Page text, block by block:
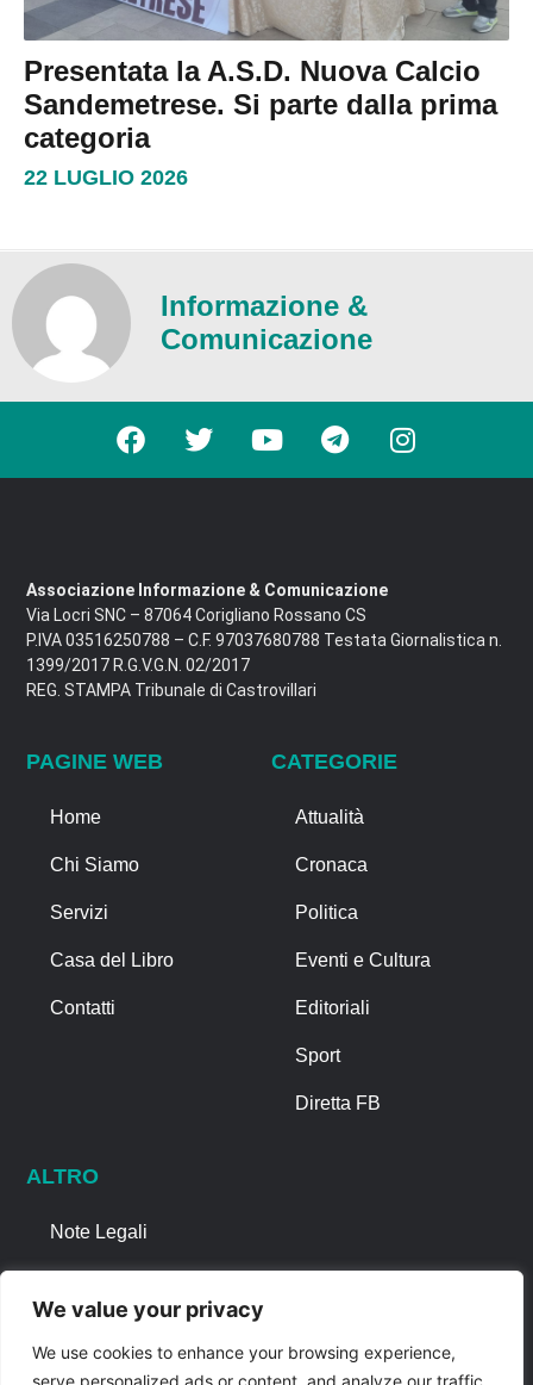
We value your privacy
We use cookies to enhance your browsing experience,
serve personalized ads or content, and analyze our traffic.
Presentata la A.S.D. Nuova Calcio
Sandemetrese. Si parte dalla prima
categoria
22 LUGLIO 2026
Informazione &
Comunicazione
Associazione Informazione & Comunicazione
Via Locri SNC – 87064 Corigliano Rossano CS
P.IVA 03516250788 – C.F. 97037680788 Testata Giornalistica n.
1399/2017 R.G.V.G.N. 02/2017
REG. STAMPA Tribunale di Castrovillari
PAGINE WEB
Home
Chi Siamo
Servizi
Casa del Libro
Contatti
CATEGORIE
Attualità
Cronaca
Politica
Eventi e Cultura
Editoriali
Sport
Diretta FB
ALTRO
Note Legali